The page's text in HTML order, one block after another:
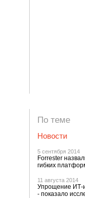
По теме
Новости
5 сентября 2014
Forrester
гибких
11 августа 2014
Упрощение ИТ-
- показало